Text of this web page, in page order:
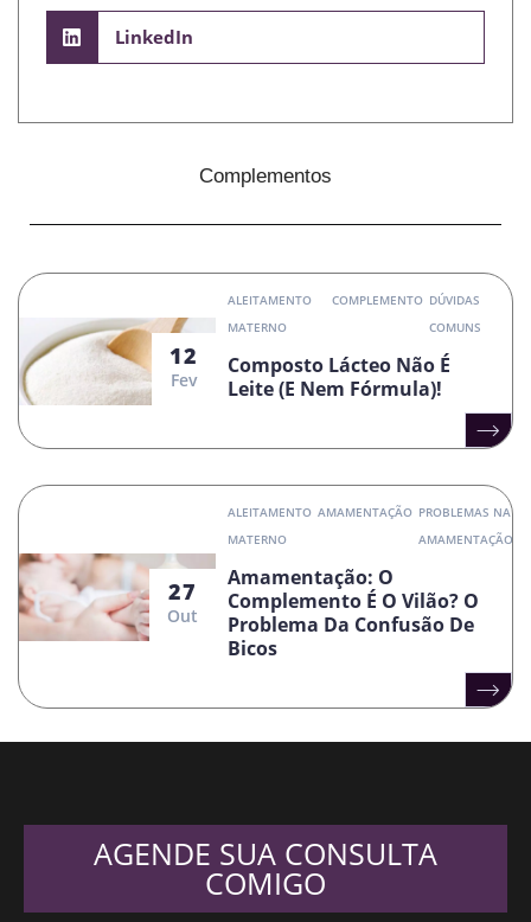
LinkedIn
Complementos
12
Fev
ALEITAMENTO
MATERNO
COMPLEMENTO DÚVIDAS
COMUNS
Composto Lácteo Não É
Leite (e Nem Fórmula)!
27
Out
ALEITAMENTO
MATERNO
AMAMENTAÇÃO PROBLEMAS NA
AMAMENTAÇÃO
Amamentação: O
Complemento É O Vilão? O
Problema Da Confusão De
Bicos
AGENDE SUA CONSULTA
COMIGO